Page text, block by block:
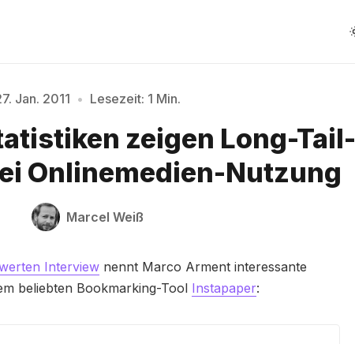
geben Sie mindestens 3 Zeichen ein
Jan. 2011 • Lesezeit: 1 Min.
zeigen Long-Tail-
Onlinemedien-Nutzung
Marcel Weiß
Interview nennt Marco Arment interessante
beliebten Bookmarking-Tool Instapaper: